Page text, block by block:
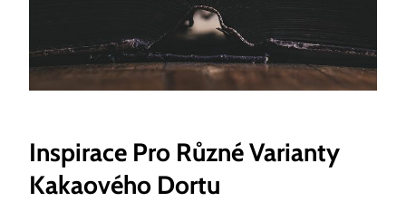
Inspirace Pro Různé Varianty
Kakaového Dortu